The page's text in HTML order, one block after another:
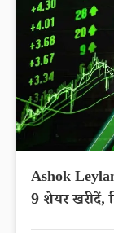
Ashok
9 शेयर खरीदें,